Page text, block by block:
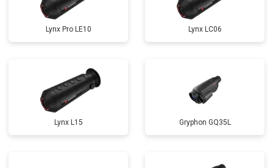
Lynx Pro LE10 Lynx LC06
Lynx L15 Gryphon GQ35L